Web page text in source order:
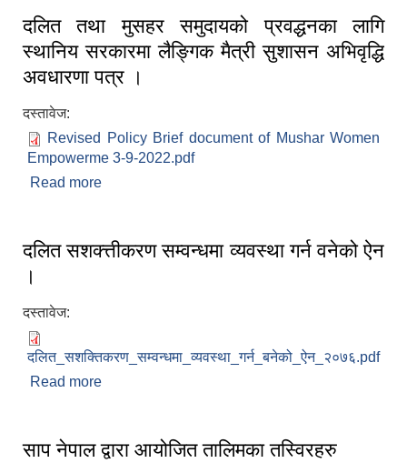
दलित तथा मुसहर समुदायको प्रवद्धनका लागि
स्थानिय सरकारमा लैङ्गिक मैत्री सुशासन अभिवृद्धि
अवधारणा पत्र ।
दस्तावेज:
Revised Policy Brief document of Mushar Women
Empowerme 3-9-2022.pdf
Read more
दलित सशक्त्तीकरण सम्वन्धमा व्यवस्था गर्न वनेको ऐन
।
दस्तावेज:
दलित_सशक्तिकरण_सम्वन्धमा_व्यवस्था_गर्न_बनेको_ऐन_२०७६.pdf
Read more
साप नेपाल द्वारा आयोजित तालिमका तस्विरहरु